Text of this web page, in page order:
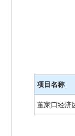
项目名称
董家口经济